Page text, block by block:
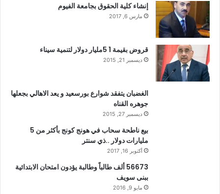
إنشاء كلية الحقوق بجامعة الفيوم
مارس 6, 2017
قروض بقيمة 1 5مليار دولار لتنمية سيناء
ديسمبر 21, 2015
الغضبان يتفقد شوارع بورسعيد و يعد الاهالي بجعلها
جوهره القناه
ديسمبر 27, 2015
بيع ناطحة سحاب في هونج كونج بأكثر من 5
مليارات دولار ..ذي سنتر
أكتوبر 16, 2017
56673 ألف طالباً وطالبة يؤدون امتحان الابتدائية
ببنى سويف
مايو 9, 2016